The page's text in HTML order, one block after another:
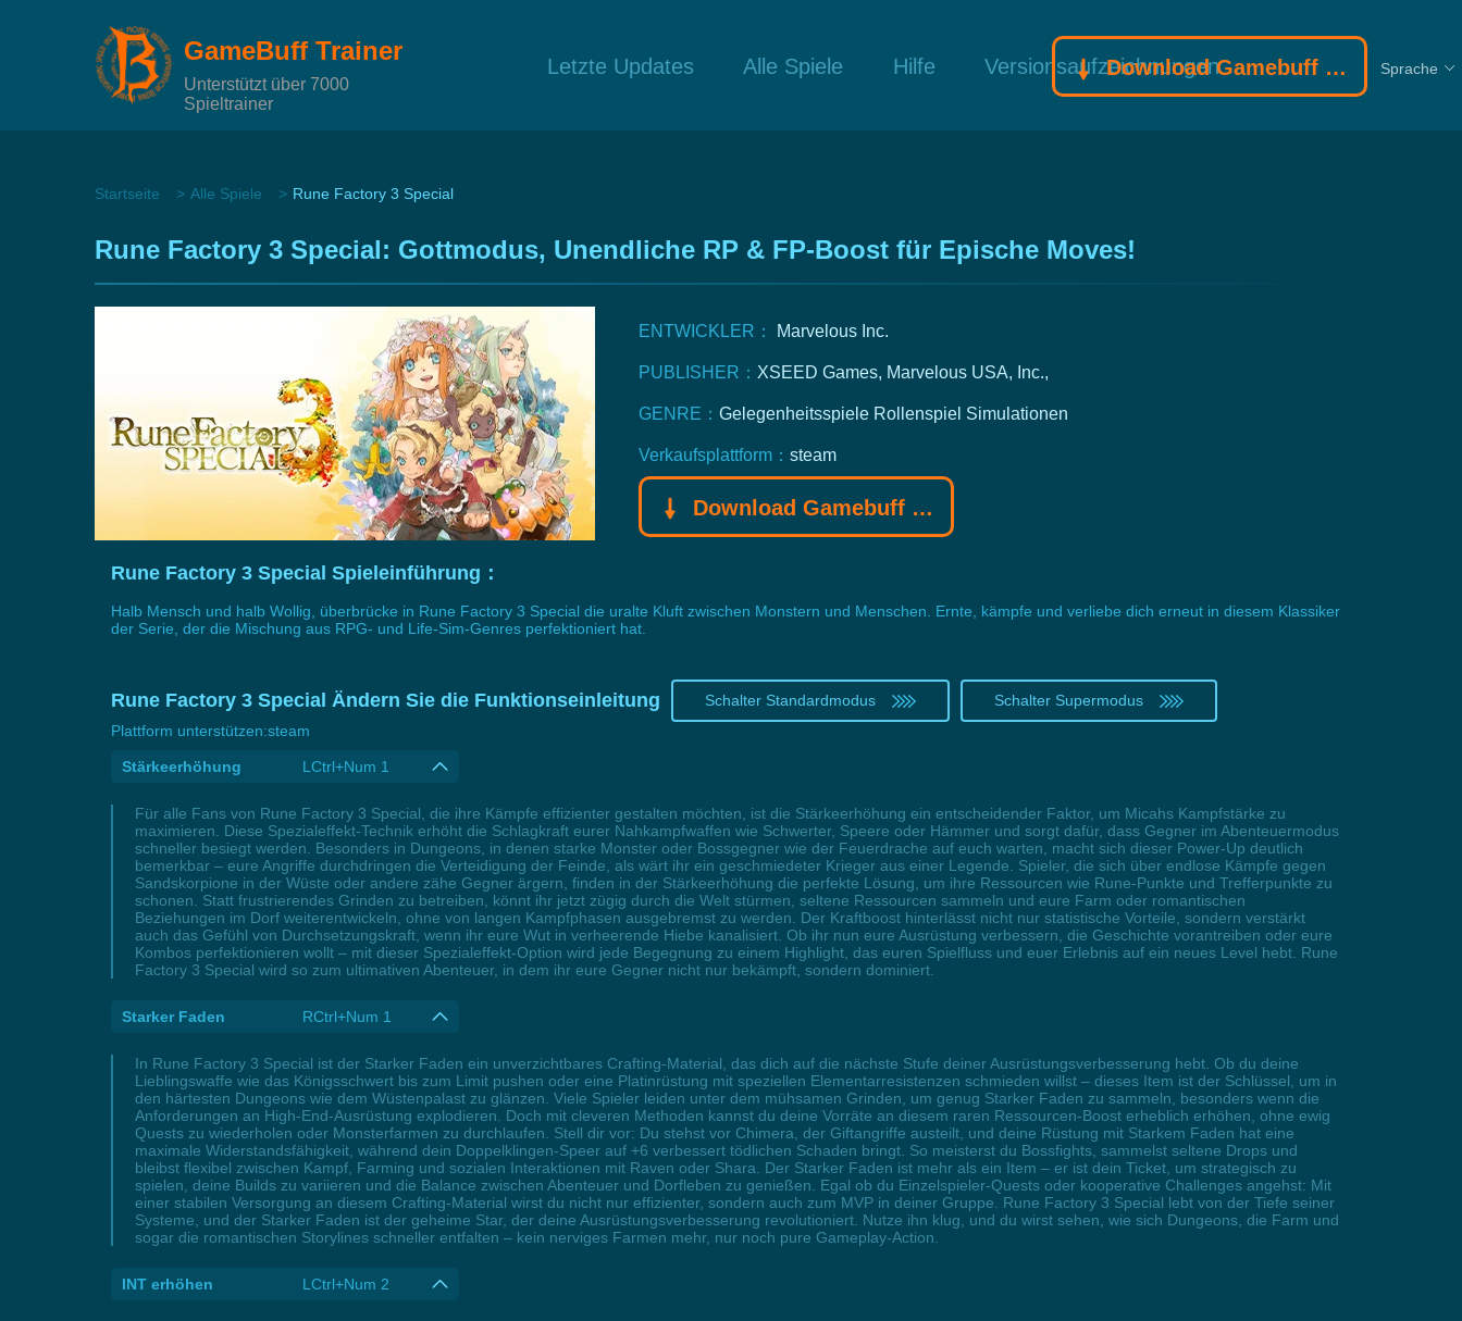
GameBuff Trainer
Unterstützt über 7000
Spieltrainer
Letzte Updates Alle Spiele Hilfe Versionsaufzeichnungen
Download Gamebuff Trainer Sprache
Startseite Alle Spiele Rune Factory 3 Special
Rune Factory 3 Special: Gottmodus, Unendliche RP & FP-Boost für Epische Moves!
ENTWICKLER： Marvelous Inc.
PUBLISHER： XSEED Games, Marvelous USA, Inc.,
GENRE： Gelegenheitsspiele Rollenspiel Simulationen
Verkaufsplattform： steam
Download Gamebuff Trainer
Rune Factory 3 Special Spieleinführung：
Halb Mensch und halb Wollig, überbrücke in Rune Factory 3 Special die uralte Kluft zwischen Monstern und Menschen. Ernte, kämpfe und verliebe dich erneut in diesem Klassiker
der Serie, der die Mischung aus RPG- und Life-Sim-Genres perfektioniert hat.
Rune Factory 3 Special Ändern Sie die Funktionseinleitung Schalter Standardmodus
Schalter Supermodus
Plattform unterstützen:steam
Stärkeerhöhung LCtrl+Num 1
Für alle Fans von Rune Factory 3 Special, die ihre Kämpfe effizienter gestalten möchten, ist die Stärkeerhöhung ein entscheidender Faktor, um Micahs Kampfstärke zu
maximieren. Diese Spezialeffekt-Technik erhöht die Schlagkraft eurer Nahkampfwaffen wie Schwerter, Speere oder Hämmer und sorgt dafür, dass Gegner im Abenteuermodus
schneller besiegt werden. Besonders in Dungeons, in denen starke Monster oder Bossgegner wie der Feuerdrache auf euch warten, macht sich dieser Power-Up deutlich
bemerkbar – eure Angriffe durchdringen die Verteidigung der Feinde, als wärt ihr ein geschmiedeter Krieger aus einer Legende. Spieler, die sich über endlose Kämpfe gegen
Sandskorpione in der Wüste oder andere zähe Gegner ärgern, finden in der Stärkeerhöhung die perfekte Lösung, um ihre Ressourcen wie Rune-Punkte und Trefferpunkte zu
schonen. Statt frustrierendes Grinden zu betreiben, könnt ihr jetzt zügig durch die Welt stürmen, seltene Ressourcen sammeln und eure Farm oder romantischen
Beziehungen im Dorf weiterentwickeln, ohne von langen Kampfphasen ausgebremst zu werden. Der Kraftboost hinterlässt nicht nur statistische Vorteile, sondern verstärkt
auch das Gefühl von Durchsetzungskraft, wenn ihr eure Wut in verheerende Hiebe kanalisiert. Ob ihr nun eure Ausrüstung verbessern, die Geschichte vorantreiben oder eure
Kombos perfektionieren wollt – mit dieser Spezialeffekt-Option wird jede Begegnung zu einem Highlight, das euren Spielfluss und euer Erlebnis auf ein neues Level hebt. Rune
Factory 3 Special wird so zum ultimativen Abenteuer, in dem ihr eure Gegner nicht nur bekämpft, sondern dominiert.
Starker Faden RCtrl+Num 1
In Rune Factory 3 Special ist der Starker Faden ein unverzichtbares Crafting-Material, das dich auf die nächste Stufe deiner Ausrüstungsverbesserung hebt. Ob du deine
Lieblingswaffe wie das Königsschwert bis zum Limit pushen oder eine Platinrüstung mit speziellen Elementarresistenzen schmieden willst – dieses Item ist der Schlüssel, um in
den härtesten Dungeons wie dem Wüstenpalast zu glänzen. Viele Spieler leiden unter dem mühsamen Grinden, um genug Starker Faden zu sammeln, besonders wenn die
Anforderungen an High-End-Ausrüstung explodieren. Doch mit cleveren Methoden kannst du deine Vorräte an diesem raren Ressourcen-Boost erheblich erhöhen, ohne ewig
Quests zu wiederholen oder Monsterfarmen zu durchlaufen. Stell dir vor: Du stehst vor Chimera, der Giftangriffe austeilt, und deine Rüstung mit Starkem Faden hat eine
maximale Widerstandsfähigkeit, während dein Doppelklingen-Speer auf +6 verbessert tödlichen Schaden bringt. So meisterst du Bossfights, sammelst seltene Drops und
bleibst flexibel zwischen Kampf, Farming und sozialen Interaktionen mit Raven oder Shara. Der Starker Faden ist mehr als ein Item – er ist dein Ticket, um strategisch zu
spielen, deine Builds zu variieren und die Balance zwischen Abenteuer und Dorfleben zu genießen. Egal ob du Einzelspieler-Quests oder kooperative Challenges angehst: Mit
einer stabilen Versorgung an diesem Crafting-Material wirst du nicht nur effizienter, sondern auch zum MVP in deiner Gruppe. Rune Factory 3 Special lebt von der Tiefe seiner
Systeme, und der Starker Faden ist der geheime Star, der deine Ausrüstungsverbesserung revolutioniert. Nutze ihn klug, und du wirst sehen, wie sich Dungeons, die Farm und
sogar die romantischen Storylines schneller entfalten – kein nerviges Farmen mehr, nur noch pure Gameplay-Action.
INT erhöhen LCtrl+Num 2